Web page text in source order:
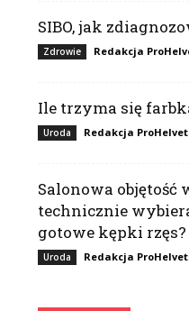
SIBO, jak
Zdrowie Redakcja
Ile trzyma się
Uroda Redakcja
Salonowa objętość
technicznie
gotowe kępki rzęs?
Uroda Redakcja